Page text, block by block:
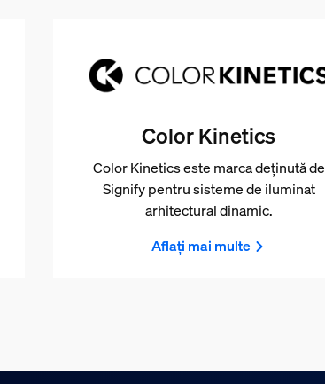
Color Kinetics
Color Kinetics este marca deținută de
Signify pentru sisteme de iluminat
arhitectural dinamic.
Aflați mai multe